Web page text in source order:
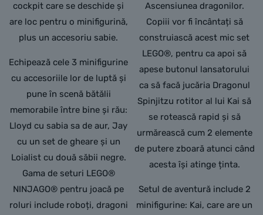
cockpit care se deschide și
are loc pentru o minifigurină,
plus un accesoriu sabie.
Echipează cele 3 minifigurine
cu accesoriile lor de luptă și
pune în scenă bătălii
memorabile între bine și rău:
Lloyd cu sabia sa de aur, Jay
cu un set de gheare și un
Loialist cu două săbii negre.
Gama de seturi LEGO®
NINJAGO® pentru joacă pe
roluri include roboți, dragoni
Ascensiunea dragonilor.
Copiii vor fi încântați să
construiască acest mic set
LEGO®, pentru ca apoi să
apese butonul lansatorului
ca să facă jucăria Dragonul
Spinjitzu rotitor al lui Kai să
se rotească rapid și să
urmărească cum 2 elemente
de putere zboară atunci când
acesta își atinge ținta.
Setul de aventură include 2
minifigurine: Kai, care are un